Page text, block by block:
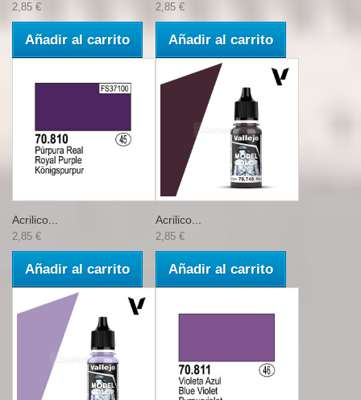
2,85 €
Añadir al carrito
2,85 €
Añadir al carrito
Acrilico...
2,85 €
Añadir al carrito
Acrilico...
2,85 €
Añadir al carrito